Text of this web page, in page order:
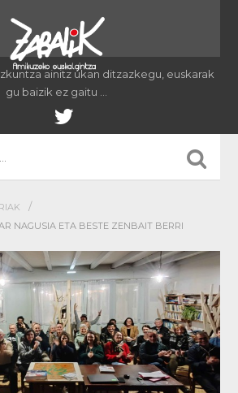
ainitz ukan ditzazkegu, euskarak
gu baizik ez gaitu …
/
NAGUSIA ETA BESTE ZENBAIT BERRI